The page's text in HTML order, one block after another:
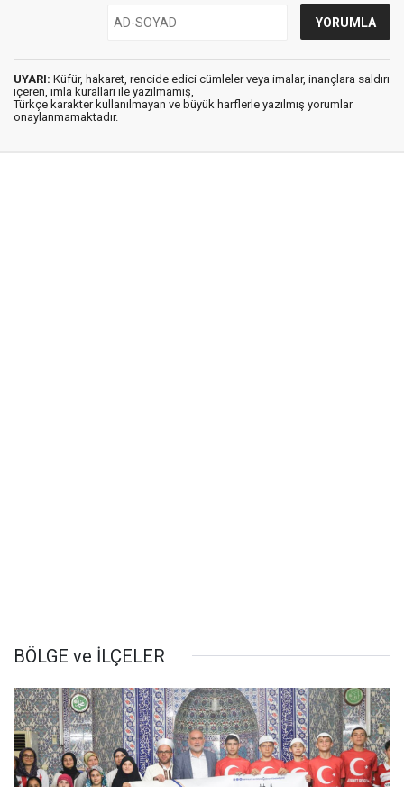
UYARI: Küfür, hakaret, rencide edici cümleler veya imalar, inançlara saldırı
içeren, imla kuralları ile yazılmamış,
Türkçe karakter kullanılmayan ve büyük harflerle yazılmış yorumlar
onaylanmamaktadır.
BÖLGE ve İLÇELER